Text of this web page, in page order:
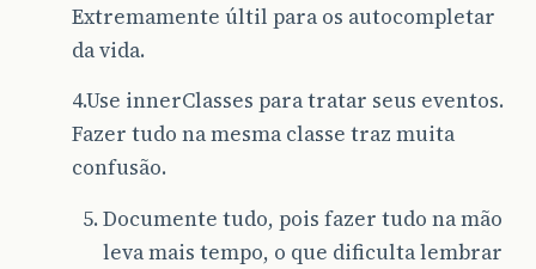
Extremamente últil para os autocompletar
da vida.
4.Use innerClasses para tratar seus eventos.
Fazer tudo na mesma classe traz muita
confusão.
Documente tudo, pois fazer tudo na mão
leva mais tempo, o que dificulta lembrar